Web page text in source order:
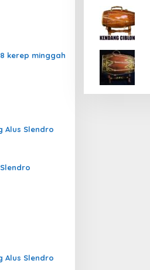
kerep minggah
Alus Slendro
Alus Slendro